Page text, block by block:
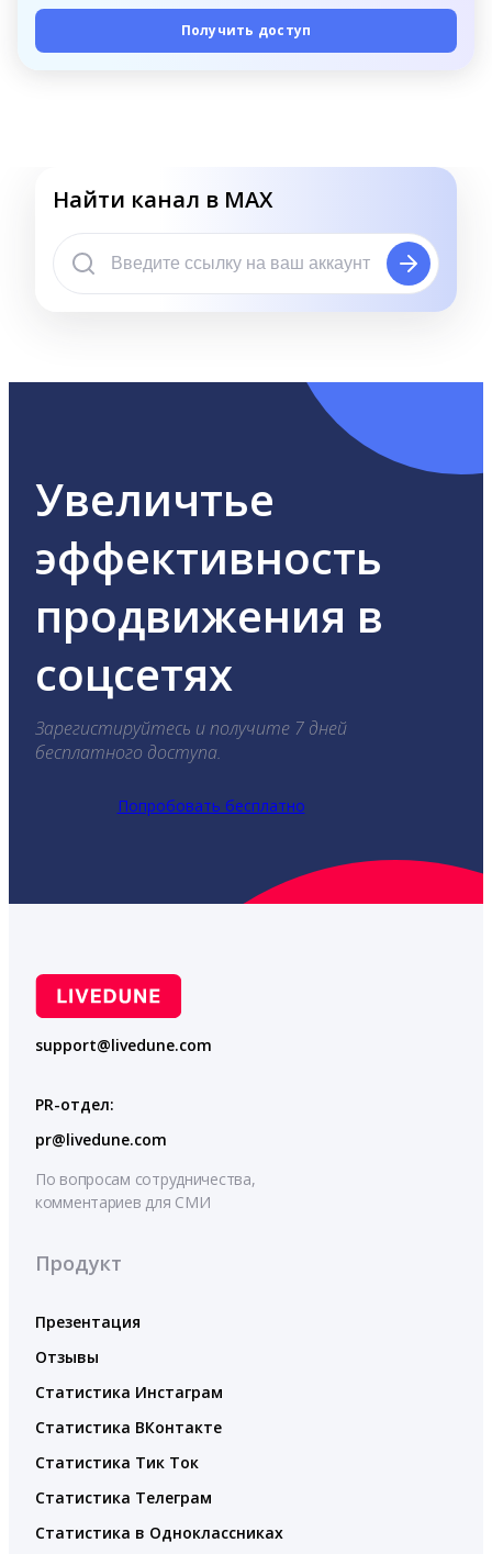
Получить доступ
Найти канал в MAX
Увеличтье
эффективность
продвижения в
соцсетях
Зарегистируйтесь и получите 7 дней
бесплатного доступа.
Попробовать бесплатно
support@livedune.com
PR-отдел:
pr@livedune.com
По вопросам сотрудничества,
комментариев для СМИ
Продукт
Презентация
Отзывы
Статистика Инстаграм
Статистика ВКонтакте
Статистика Тик Ток
Статистика Телеграм
Статистика в Одноклассниках